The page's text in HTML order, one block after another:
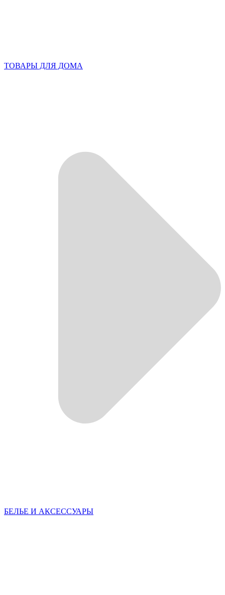
ТОВАРЫ ДЛЯ ДОМА
БЕЛЬЕ И АКСЕССУАРЫ